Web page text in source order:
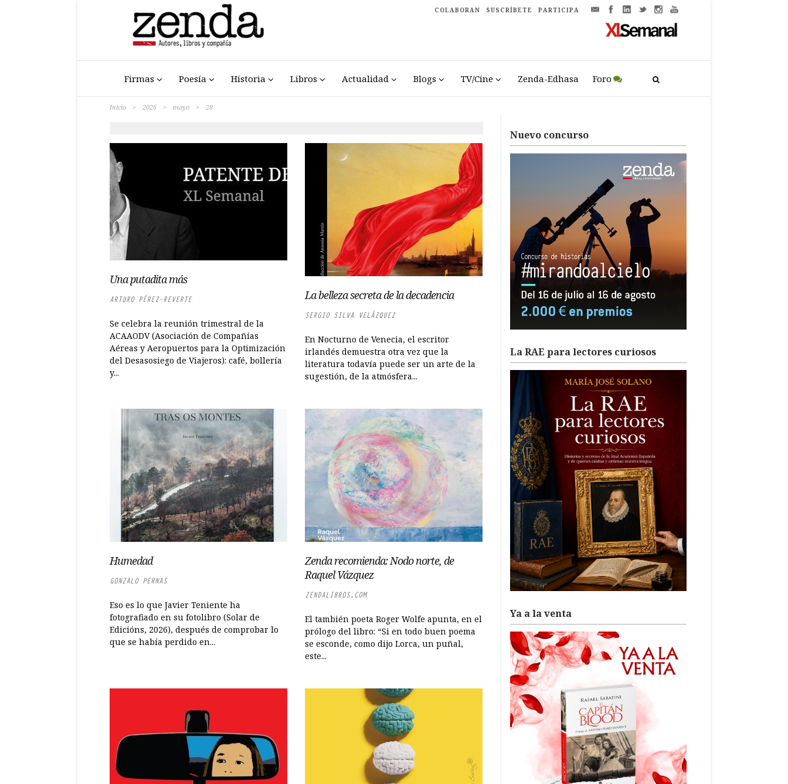
COLABORAN SUSCRÍBETE PARTICIPA
Firmas Poesía Historia Libros Actualidad Blogs TV/Cine Zenda-Edhasa Foro
Inicio > 2026 > mayo > 28
Una putadita más
ARTURO PÉREZ-REVERTE
Se celebra la reunión trimestral de la
ACAAODV (Asociación de Compañías
Aéreas y Aeropuertos para la Optimización
del Desasosiego de Viajeros): café, bollería
y...
La belleza secreta de la decadencia
SERGIO SILVA VELÁZQUEZ
En Nocturno de Venecia, el escritor
irlandés demuestra otra vez que la
literatura todavía puede ser un arte de la
sugestión, de la atmósfera...
Humedad
GONZALO PERNAS
Eso es lo que Javier Teniente ha
fotografiado en su fotolibro (Solar de
Edicións, 2026), después de comprobar lo
que se había perdido en...
Zenda recomienda: Nodo norte, de
Raquel Vázquez
ZENDALIBROS.COM
El también poeta Roger Wolfe apunta, en el
prólogo del libro: “Si en todo buen poema
se esconde, como dijo Lorca, un puñal,
este...
Nuevo concurso
La RAE para lectores curiosos
Ya a la venta